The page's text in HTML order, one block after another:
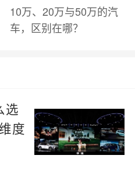
10万、20万与50万的汽
车，区别在哪？
选
度